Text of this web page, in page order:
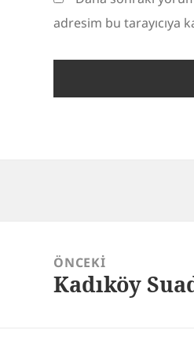
adresim bu tarayıcıya
gezinmesiÖNCEKI
Önceki
Kadıköy